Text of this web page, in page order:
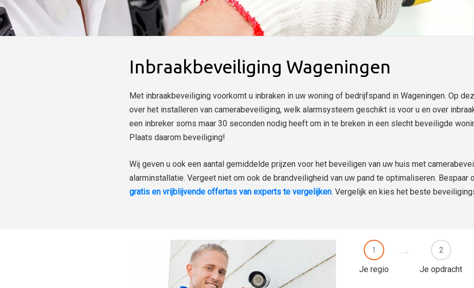
Inbraakbeveiliging Wageningen
Met inbraakbeveiliging voorkomt u inbraken in uw woning of bedrijfspand in Wageningen. Op
over het installeren van camerabeveiliging, welk alarmsysteem geschikt is voor u en over
een inbreker soms maar 30 seconden nodig heeft om in te breken in een slecht beveiligde
Plaats daarom beveiliging!
Wij geven u ook een aantal gemiddelde prijzen voor het beveiligen van uw huis met
alarminstallatie. Vergeet niet om ook de brandveiligheid van uw pand te optimaliseren. Bespaar
gratis en vrijblijvende offertes van experts te vergelijken. Vergelijk en kies het beste
1
Je regio
2
Je opdracht